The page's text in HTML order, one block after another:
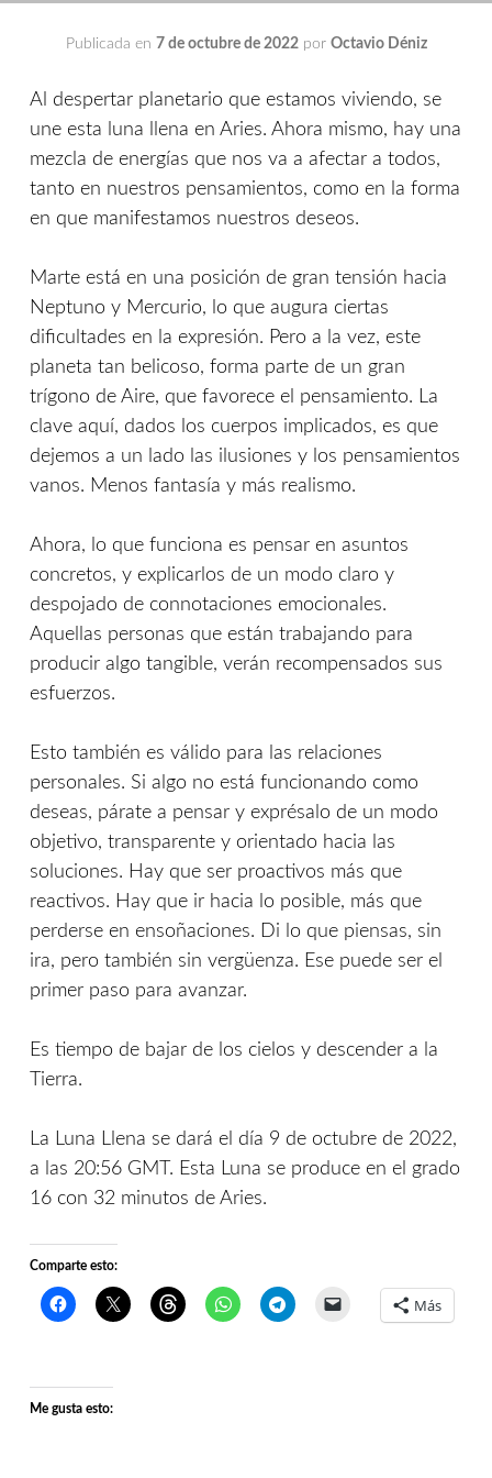
Publicada en 7 de octubre de 2022por Octavio Déniz
Al despertar planetario que estamos viviendo, se
une esta luna llena en Aries. Ahora mismo, hay una
mezcla de energías que nos va a afectar a todos,
tanto en nuestros pensamientos, como en la forma
en que manifestamos nuestros deseos.
Marte está en una posición de gran tensión hacia
Neptuno y Mercurio, lo que augura ciertas
dificultades en la expresión. Pero a la vez, este
planeta tan belicoso, forma parte de un gran
trígono de Aire, que favorece el pensamiento. La
clave aquí, dados los cuerpos implicados, es que
dejemos a un lado las ilusiones y los pensamientos
vanos. Menos fantasía y más realismo.
Ahora, lo que funciona es pensar en asuntos
concretos, y explicarlos de un modo claro y
despojado de connotaciones emocionales.
Aquellas personas que están trabajando para
producir algo tangible, verán recompensados sus
esfuerzos.
Esto también es válido para las relaciones
personales. Si algo no está funcionando como
deseas, párate a pensar y exprésalo de un modo
objetivo, transparente y orientado hacia las
soluciones. Hay que ser proactivos más que
reactivos. Hay que ir hacia lo posible, más que
perderse en ensoñaciones. Di lo que piensas, sin
ira, pero también sin vergüenza. Ese puede ser el
primer paso para avanzar.
Es tiempo de bajar de los cielos y descender a la
Tierra.
La Luna Llena se dará el día 9 de octubre de 2022,
a las 20:56 GMT. Esta Luna se produce en el grado
16 con 32 minutos de Aries.
Comparte esto:
Más
Me gusta esto: